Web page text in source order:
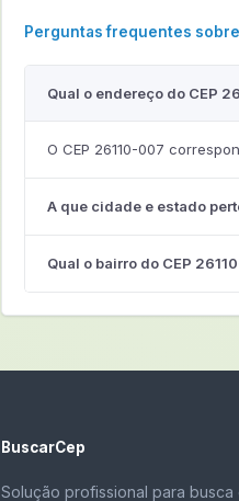
Perguntas frequentes sobre
Qual o endereço do CEP
O CEP 26110-007
A que cidade e estado
Qual o bairro do CEP
BuscarCep
Solução profissional para busca